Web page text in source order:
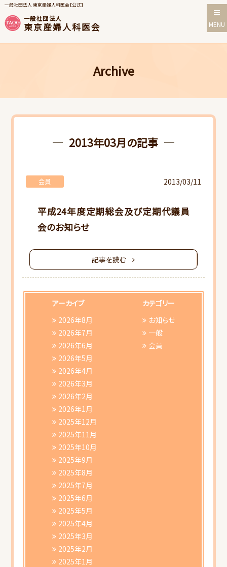
一般社団法人 東京産婦人科医会【公式】
一般社団法人
東京産婦人科医会 MENU
Archive
2013年03月の記事
平成24年度定期総会及び定期代議員
会のお知らせ
会員 2013/03/11
記事を読む
アーカイブ
2026年8月
2026年7月
2026年6月
2026年5月
2026年4月
2026年3月
2026年2月
2026年1月
2025年12月
2025年11月
2025年10月
2025年9月
2025年8月
2025年7月
2025年6月
2025年5月
2025年4月
2025年3月
2025年2月
2025年1月
カテゴリー
お知らせ
一般
会員
当会について
行事スケジュール
会員向けご案内
研修会ご案内
書類ダウンロード